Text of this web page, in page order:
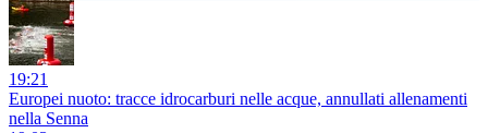
19:21
Europei nuoto: tracce idrocarburi nelle acque, annullati allenamenti
nella Senna